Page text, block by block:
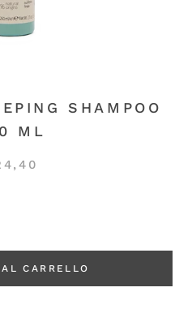
SHAMPOO
ML
CARRELLO